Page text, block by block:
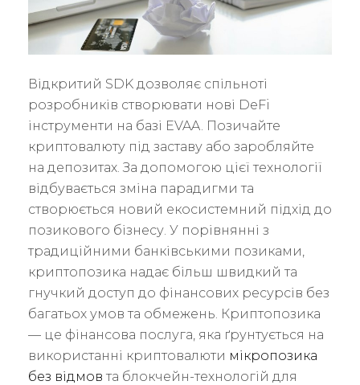
Відкритий SDK дозволяє спільноті
розробників створювати нові DeFi
інструменти на базі EVAA. Позичайте
криптовалюту під заставу або заробляйте
на депозитах. За допомогою цієї технології
відбувається зміна парадигми та
створюється новий екосистемний підхід до
позикового бізнесу. У порівнянні з
традиційними банківськими позиками,
криптопозика надає більш швидкий та
гнучкий доступ до фінансових ресурсів без
багатьох умов та обмежень. Криптопозика
— це фінансова послуга, яка ґрунтується на
використанні криптовалюти мікропозика
без відмов та блокчейн-технологій для